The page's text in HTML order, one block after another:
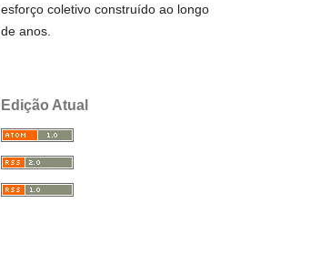
esforço coletivo construído ao longo
de anos.
Edição Atual